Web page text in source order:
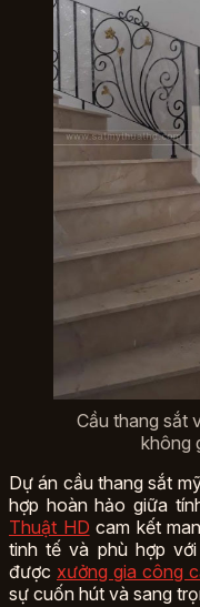
Cầu thang sắt
không
Dự án cầu thang sắt
hợp hoàn hảo giữa
Thuật HD cam kết
tinh tế và phù hợp
được xưởng gia công
sự cuốn hút và sang